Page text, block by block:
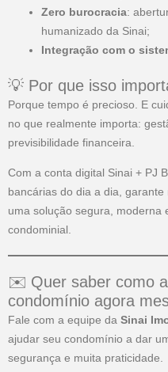
Zero burocracia:
humanizado da Sinai;
Integração com o
💡 Por que isso
Porque tempo é precioso. E
no que realmente importa:
previsibilidade financeira.
Com a conta digital Sinai + PJ
bancárias do dia a dia,
uma solução segura, moderna
condominial.
✉️ Quer saber como
condomínio agora
Fale com a equipe da Sinai
ajudar seu condomínio a dar
segurança e muita praticidade.